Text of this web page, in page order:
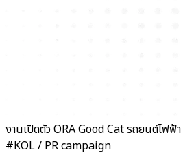
งานเปิดตัว ORA Good Cat รถยนต์ไฟฟ้
#KOL / PR campaign